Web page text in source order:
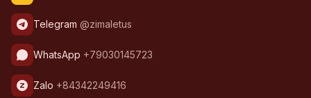
Telegram @zimaletus
WhatsApp +79030145723
Zalo +84342249416